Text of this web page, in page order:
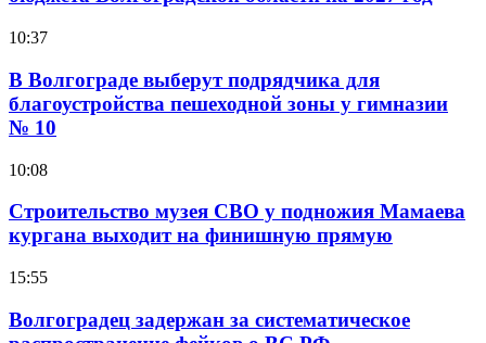
10:37
В Волгограде выберут подрядчика для
благоустройства пешеходной зоны у гимназии
№ 10
10:08
Строительство музея СВО у подножия Мамаева
кургана выходит на финишную прямую
15:55
Волгоградец задержан за систематическое